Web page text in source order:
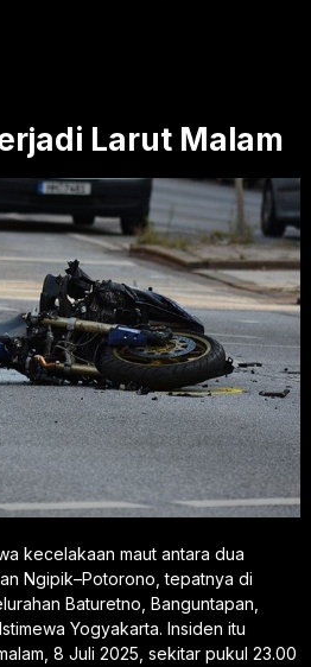
Larut Malam
kecelakaan maut antara dua
Ngipik–Potorono, tepatnya di
Baturetno, Banguntapan,
Yogyakarta. Insiden itu
8 Juli 2025, sekitar pukul 23.00